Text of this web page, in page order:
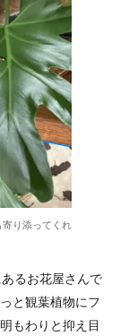
り添ってくれ
るお花屋さんで
と観葉植物にフ
もわりと抑え目